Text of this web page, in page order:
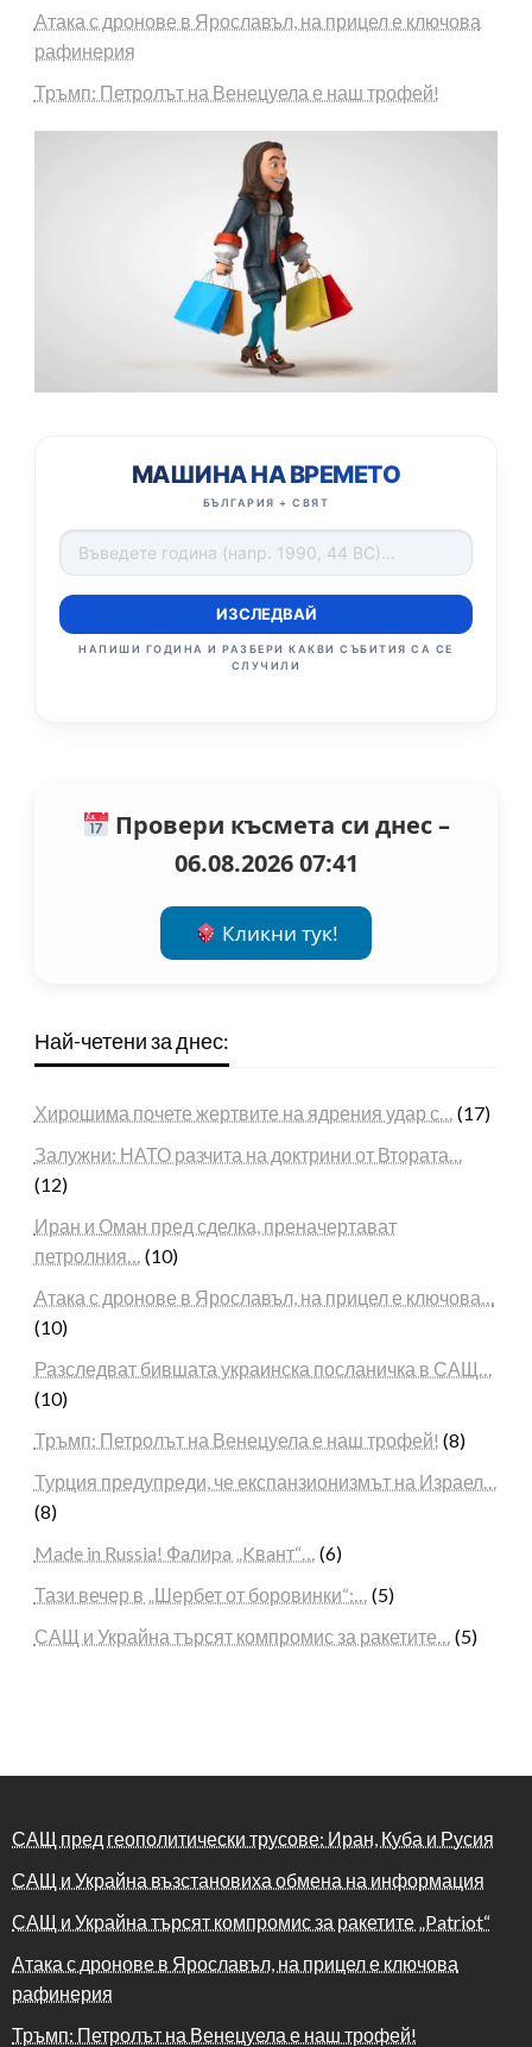
Атака с дронове в Ярославъл, на прицел е ключова
рафинерия
Тръмп: Петролът на Венецуела е наш трофей!
МАШИНА НА ВРЕМЕТО
БЪЛГАРИЯ + СВЯТ
ИЗСЛЕДВАЙ
НАПИШИ ГОДИНА И РАЗБЕРИ КАКВИ СЪБИТИЯ СА СЕ
СЛУЧИЛИ
Провери късмета си днес –
06.08.2026 07:41
Кликни тук!
Най-четени за днес:
Хирошима почете жертвите на ядрения удар с… (17)
Залужни: НАТО разчита на доктрини от Втората…
(12)
Иран и Оман пред сделка, преначертават
петролния… (10)
Атака с дронове в Ярославъл, на прицел е ключова…
(10)
Разследват бившата украинска посланичка в САЩ…
(10)
Тръмп: Петролът на Венецуела е наш трофей! (8)
Турция предупреди, че експанзионизмът на Израел…
(8)
Made in Russia! Фaлиpa „Kвaнт“… (6)
Тази вечер в „Шербет от боровинки“:… (5)
САЩ и Украйна търсят компромис за ракетите… (5)
САЩ пред геополитически трусове: Иран, Куба и Русия
САЩ и Украйна възстановиха обмена на информация
САЩ и Украйна търсят компромис за ракетите „Patriot“
Атака с дронове в Ярославъл, на прицел е ключова
рафинерия
Тръмп: Петролът на Венецуела е наш трофей!